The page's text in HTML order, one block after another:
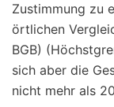
Zustimmung zu
örtlichen
BGB)
sich aber die
nicht mehr als